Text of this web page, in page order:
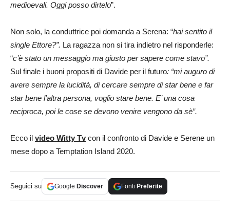
medioevali. Oggi posso dirtelo”.
Non solo, la conduttrice poi domanda a Serena: “hai sentito il
single Ettore?”. La ragazza non si tira indietro nel risponderle:
“c’è stato un messaggio ma giusto per sapere come stavo”.
Sul finale i buoni propositi di Davide per il futuro: “mi auguro di
avere sempre la lucidità, di cercare sempre di star bene e far
star bene l’altra persona, voglio stare bene. E’ una cosa
reciproca, poi le cose se devono venire vengono da sè”.
Ecco il video Witty Tvcon il confronto di Davide e Serene un
mese dopo a Temptation Island 2020.
Seguici su Google Discover Fonti Preferite